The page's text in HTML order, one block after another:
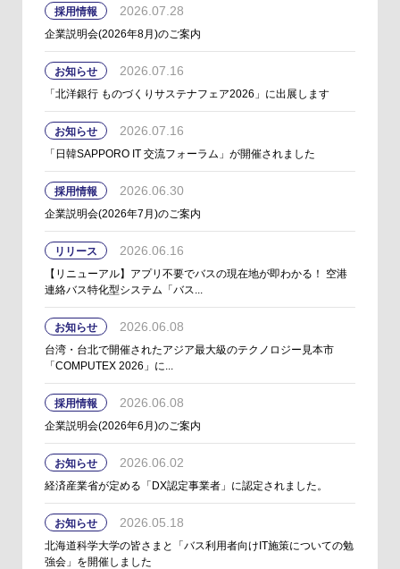
採用情報 2026.07.28
企業説明会(2026年8月)のご案内
お知らせ 2026.07.16
「北洋銀行 ものづくりサステナフェア2026」に出展します
お知らせ 2026.07.16
「日韓SAPPORO IT 交流フォーラム」が開催されました
採用情報 2026.06.30
企業説明会(2026年7月)のご案内
リリース 2026.06.16
【リニューアル】アプリ不要でバスの現在地が即わかる！ 空港
連絡バス特化型システム「バス...
お知らせ 2026.06.08
台湾・台北で開催されたアジア最大級のテクノロジー見本市
「COMPUTEX 2026」に...
採用情報 2026.06.08
企業説明会(2026年6月)のご案内
お知らせ 2026.06.02
経済産業省が定める「DX認定事業者」に認定されました。
お知らせ 2026.05.18
北海道科学大学の皆さまと「バス利用者向けIT施策についての勉
強会」を開催しました